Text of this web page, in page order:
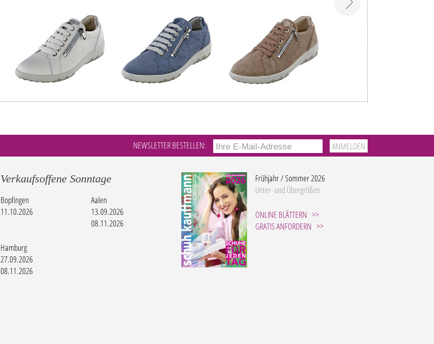
NEWSLETTER BESTELLEN:
Verkaufsoffene Sonntage
Bopfingen
11.10.2026
Aalen
13.09.2026
08.11.2026
Hamburg
27.09.2026
08.11.2026
Frühjahr / Sommer 2026
Unter- und Übergrößen
ONLINE BLÄTTERN
GRATIS ANFORDERN